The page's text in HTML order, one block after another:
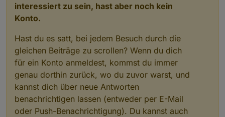
interessiert zu sein, hast aber noch kein
Konto.
Hast du es satt, bei jedem Besuch durch die
gleichen Beiträge zu scrollen? Wenn du dich
für ein Konto anmeldest, kommst du immer
genau dorthin zurück, wo du zuvor warst, und
kannst dich über neue Antworten
benachrichtigen lassen (entweder per E-Mail
oder Push-Benachrichtigung). Du kannst auch